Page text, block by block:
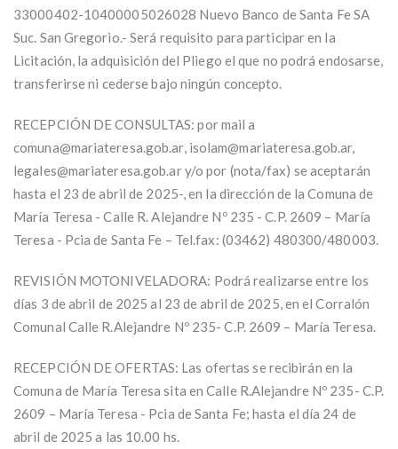
33000402-10400005026028 Nuevo Banco de Santa Fe SA
Suc. San Gregorio.- Será requisito para participar en la
Licitación, la adquisición del Pliego el que no podrá endosarse,
transferirse ni cederse bajo ningún concepto.
RECEPCIÓN DE CONSULTAS: por mail a
comuna@mariateresa.gob.ar, isolam@mariateresa.gob.ar,
legales@mariateresa.gob.ar y/o por (nota/fax) se aceptarán
hasta el 23 de abril de 2025-, en la dirección de la Comuna de
María Teresa - Calle R. Alejandre Nº 235 - C.P. 2609 – María
Teresa - Pcia de Santa Fe – Tel.fax: (03462) 480300/480003.
REVISIÓN MOTONIVELADORA: Podrá realizarse entre los
días 3 de abril de 2025 al 23 de abril de 2025, en el Corralón
Comunal Calle R.Alejandre Nº 235- C.P. 2609 – María Teresa.
RECEPCIÓN DE OFERTAS: Las ofertas se recibirán en la
Comuna de María Teresa sita en Calle R.Alejandre Nº 235- C.P.
2609 – María Teresa - Pcia de Santa Fe; hasta el día 24 de
abril de 2025 a las 10.00 hs.